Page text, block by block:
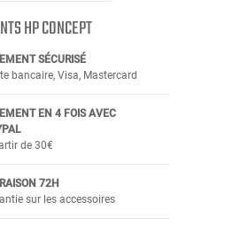
HP CONCEPT
SÉCURISÉ
bancaire, Visa, Mastercard
EN 4 FOIS AVEC
de 30€
72H
sur les accessoires